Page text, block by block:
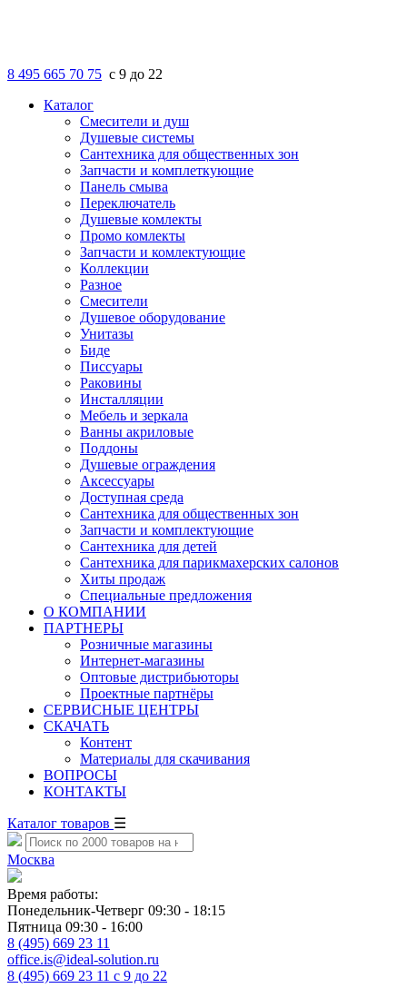
8 495 665 70 75 с 9 до 22
Каталог
Смесители и душ
Душевые системы
Сантехника для общественных зон
Запчасти и комплеткующие
Панель смыва
Переключатель
Душевые комлекты
Промо комлекты
Запчасти и комлектующие
Коллекции
Разное
Смесители
Душевое оборудование
Унитазы
Биде
Писсуары
Раковины
Инсталляции
Мебель и зеркала
Ванны акриловые
Поддоны
Душевые ограждения
Аксессуары
Доступная среда
Cантехника для общественных зон
Запчасти и комплектующие
Сантехника для детей
Сантехника для парикмахерских салонов
Хиты продаж
Специальные предложения
О КОМПАНИИ
ПАРТНЕРЫ
Розничные магазины
Интернет-магазины
Оптовые дистрибьюторы
Проектные партнёры
СЕРВИСНЫЕ ЦЕНТРЫ
СКАЧАТЬ
Контент
Материалы для скачивания
ВОПРОСЫ
КОНТАКТЫ
Каталог товаров ☰
Москва
Время работы:
Понедельник-Четверг 09:30 - 18:15
Пятница 09:30 - 16:00
8 (495) 669 23 11
office.is@ideal-solution.ru
8 (495) 669 23 11 с 9 до 22